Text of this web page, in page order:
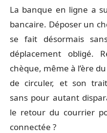
La banque en ligne a
bancaire. Déposer un
se fait désormais
déplacement obligé.
chèque, même à l’ère
de circuler, et son
sans pour autant
le retour du courrier
connectée ?